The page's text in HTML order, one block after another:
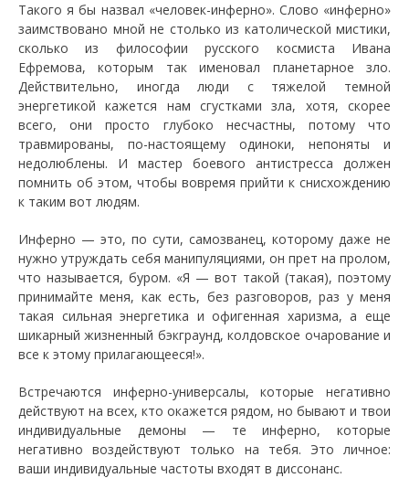
Такого я бы назвал «человек-инферно». Слово «инферно»
заимствовано мной не столько из католической мистики,
сколько из философии русского космиста Ивана
Ефремова, которым так именовал планетарное зло.
Действительно, иногда люди с тяжелой темной
энергетикой кажется нам сгустками зла, хотя, скорее
всего, они просто глубоко несчастны, потому что
травмированы, по-настоящему одиноки, непоняты и
недолюблены. И мастер боевого антистресса должен
помнить об этом, чтобы вовремя прийти к снисхождению
к таким вот людям.
Инферно — это, по сути, самозванец, которому даже не
нужно утруждать себя манипуляциями, он прет на пролом,
что называется, буром. «Я — вот такой (такая), поэтому
принимайте меня, как есть, без разговоров, раз у меня
такая сильная энергетика и офигенная харизма, а еще
шикарный жизненный бэкграунд, колдовское очарование и
все к этому прилагающееся!».
Встречаются инферно-универсалы, которые негативно
действуют на всех, кто окажется рядом, но бывают и твои
индивидуальные демоны — те инферно, которые
негативно воздействуют только на тебя. Это личное:
ваши индивидуальные частоты входят в диссонанс.